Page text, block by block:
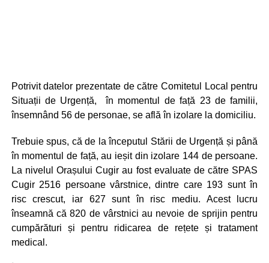
Potrivit datelor prezentate de către Comitetul Local pentru
Situații de Urgență, în momentul de față 23 de familii,
însemnând 56 de personae, se află în izolare la domiciliu.
Trebuie spus, că de la începutul Stării de Urgență și până
în momentul de față, au ieșit din izolare 144 de persoane.
La nivelul Orașului Cugir au fost evaluate de către SPAS
Cugir 2516 persoane vârstnice, dintre care 193 sunt în
risc crescut, iar 627 sunt în risc mediu. Acest lucru
înseamnă că 820 de vârstnici au nevoie de sprijin pentru
cumpărături și pentru ridicarea de rețete și tratament
medical.